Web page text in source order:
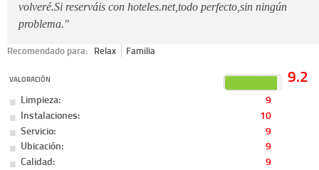
volveré.Si reserváis con hoteles.net,todo perfecto,sin ningún
problema."
Recomendado para: Relax Familia
VALORACIÓN 9.2
Limpieza:
9
Instalaciones:
10
Servicio:
9
Ubicación:
9
Calidad:
9